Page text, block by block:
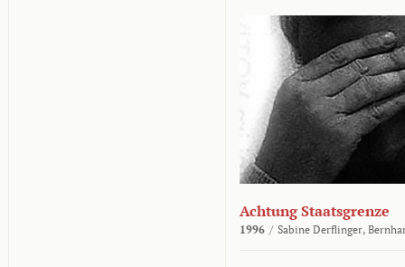
Achtung Staatsgrenze
1996 / Sabine Derflinger,